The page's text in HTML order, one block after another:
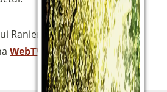
Raniero Cantalamessa sunt
WebTV